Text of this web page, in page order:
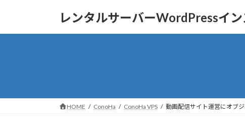
レンタルサーバーWordPressイ
HOME ConoHa ConoHa VPS 動画配信サイト運営にオブ